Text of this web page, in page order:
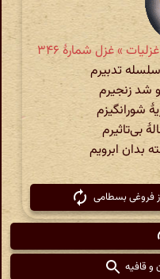
» غزل شمارهٔ ۳۴۶
تدبیرم
شد زنجیرم
شورانگیزم
بی‌تاثیرم
بدان ابرویم
و قافیه